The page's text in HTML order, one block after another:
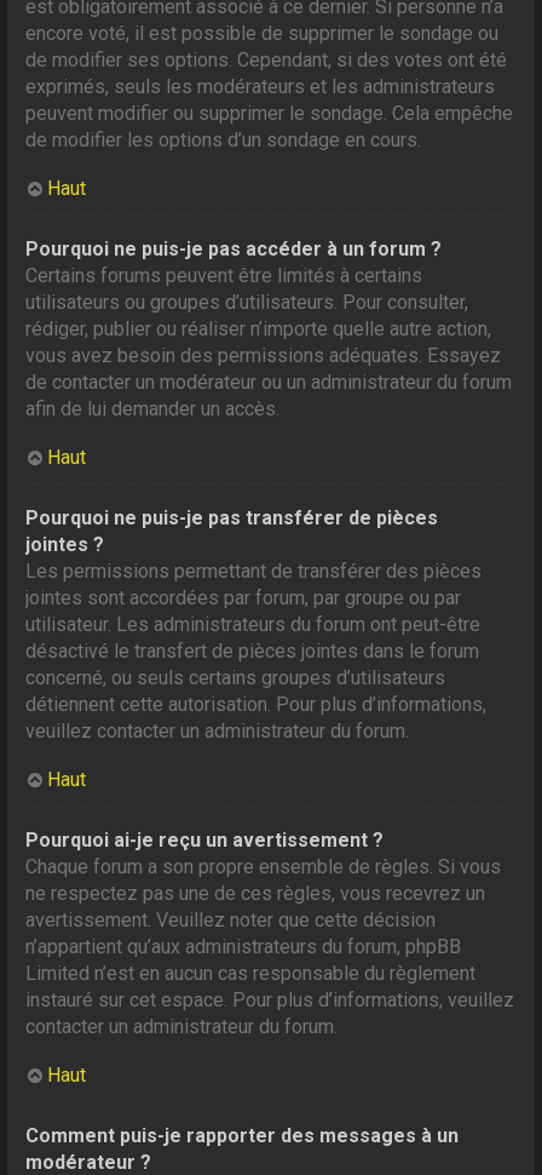
est obligatoirement associé à ce dernier. Si personne n’a
encore voté, il est possible de supprimer le sondage ou
de modifier ses options. Cependant, si des votes ont été
exprimés, seuls les modérateurs et les administrateurs
peuvent modifier ou supprimer le sondage. Cela empêche
de modifier les options d’un sondage en cours.
Haut
Pourquoi ne puis-je pas accéder à un forum ?
Certains forums peuvent être limités à certains
utilisateurs ou groupes d’utilisateurs. Pour consulter,
rédiger, publier ou réaliser n’importe quelle autre action,
vous avez besoin des permissions adéquates. Essayez
de contacter un modérateur ou un administrateur du forum
afin de lui demander un accès.
Haut
Pourquoi ne puis-je pas transférer de pièces
jointes ?
Les permissions permettant de transférer des pièces
jointes sont accordées par forum, par groupe ou par
utilisateur. Les administrateurs du forum ont peut-être
désactivé le transfert de pièces jointes dans le forum
concerné, ou seuls certains groupes d’utilisateurs
détiennent cette autorisation. Pour plus d’informations,
veuillez contacter un administrateur du forum.
Haut
Pourquoi ai-je reçu un avertissement ?
Chaque forum a son propre ensemble de règles. Si vous
ne respectez pas une de ces règles, vous recevrez un
avertissement. Veuillez noter que cette décision
n’appartient qu’aux administrateurs du forum, phpBB
Limited n’est en aucun cas responsable du règlement
instauré sur cet espace. Pour plus d’informations, veuillez
contacter un administrateur du forum.
Haut
Comment puis-je rapporter des messages à un
modérateur ?